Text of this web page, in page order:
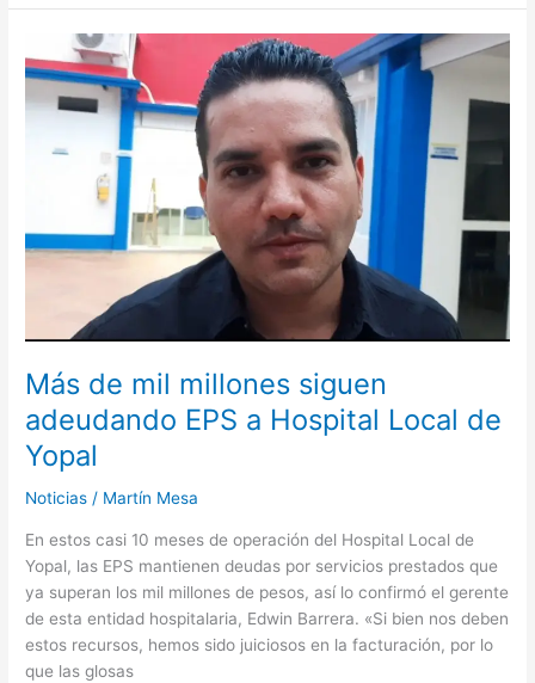
Más de mil millones siguen
adeudando EPS a Hospital Local de
Yopal
Noticias / Martín Mesa
En estos casi 10 meses de operación del Hospital Local de
Yopal, las EPS mantienen deudas por servicios prestados que
ya superan los mil millones de pesos, así lo confirmó el gerente
de esta entidad hospitalaria, Edwin Barrera. «Si bien nos deben
estos recursos, hemos sido juiciosos en la facturación, por lo
que las glosas
de
siguen
adeudando
a
Hospital